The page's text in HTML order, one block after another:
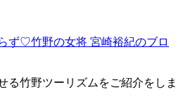
ず♡竹野の女将 宮崎裕紀のブロ
る竹野ツーリズムをご紹介をしま